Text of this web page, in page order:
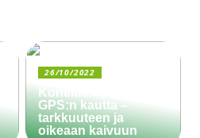
26/10/2022
Koneiden ohjaus
GPS:n kautta –
tarkkuuteen ja
oikeaan kaivuun